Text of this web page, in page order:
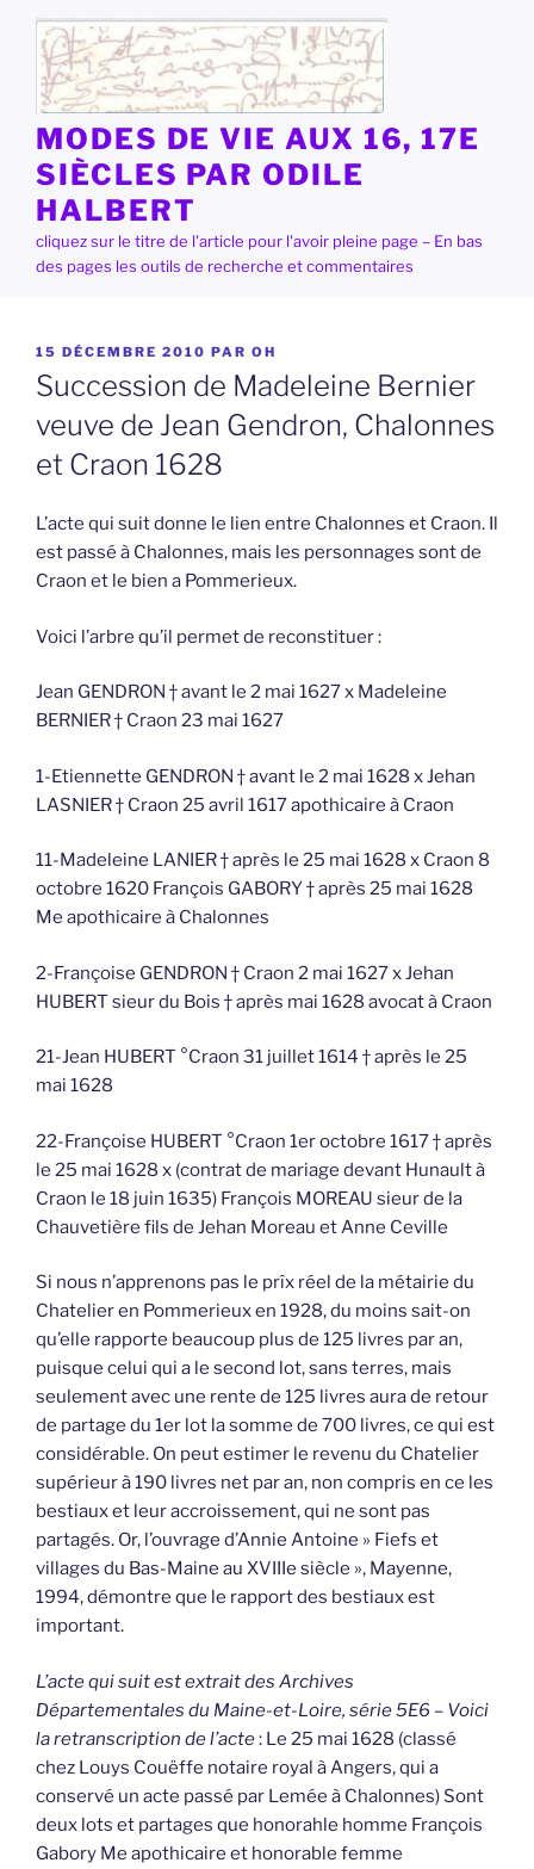
contenu
principal
MODES DE VIE AUX 16, 17E
SIÈCLES PAR ODILE
HALBERT
cliquez sur le titre de l'article pour l'avoir pleine page – En bas
des pages les outils de recherche et commentaires
PUBLIÉ
LE
15 DÉCEMBRE 2010 PAR OH
Succession de Madeleine Bernier
veuve de Jean Gendron, Chalonnes
et Craon 1628
L’acte qui suit donne le lien entre Chalonnes et Craon. Il
est passé à Chalonnes, mais les personnages sont de
Craon et le bien a Pommerieux.
Voici l’arbre qu’il permet de reconstituer :
Jean GENDRON † avant le 2 mai 1627 x Madeleine
BERNIER † Craon 23 mai 1627
1-Etiennette GENDRON † avant le 2 mai 1628 x Jehan
LASNIER † Craon 25 avril 1617 apothicaire à Craon
11-Madeleine LANIER † après le 25 mai 1628 x Craon 8
octobre 1620 François GABORY † après 25 mai 1628
Me apothicaire à Chalonnes
2-Françoise GENDRON † Craon 2 mai 1627 x Jehan
HUBERT sieur du Bois † après mai 1628 avocat à Craon
21-Jean HUBERT °Craon 31 juillet 1614 † après le 25
mai 1628
22-Françoise HUBERT °Craon 1er octobre 1617 † après
le 25 mai 1628 x (contrat de mariage devant Hunault à
Craon le 18 juin 1635) François MOREAU sieur de la
Chauvetière fils de Jehan Moreau et Anne Ceville
Si nous n’apprenons pas le prîx réel de la métairie du
Chatelier en Pommerieux en 1928, du moins sait-on
qu’elle rapporte beaucoup plus de 125 livres par an,
puisque celui qui a le second lot, sans terres, mais
seulement avec une rente de 125 livres aura de retour
de partage du 1er lot la somme de 700 livres, ce qui est
considérable. On peut estimer le revenu du Chatelier
supérieur à 190 livres net par an, non compris en ce les
bestiaux et leur accroissement, qui ne sont pas
partagés. Or, l’ouvrage d’Annie Antoine » Fiefs et
villages du Bas-Maine au XVIIIe siècle », Mayenne,
1994, démontre que le rapport des bestiaux est
important.
L’acte qui suit est extrait des Archives
Départementales du Maine-et-Loire, série 5E6 – Voici
la retranscription de l’acte: Le 25 mai 1628 (classé
chez Louys Couëffe notaire royal à Angers, qui a
conservé un acte passé par Lemée à Chalonnes) Sont
deux lots et partages que honorahle homme François
Gabory Me apothicaire et honorable femme